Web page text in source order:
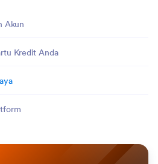
Akun
Kredit Anda